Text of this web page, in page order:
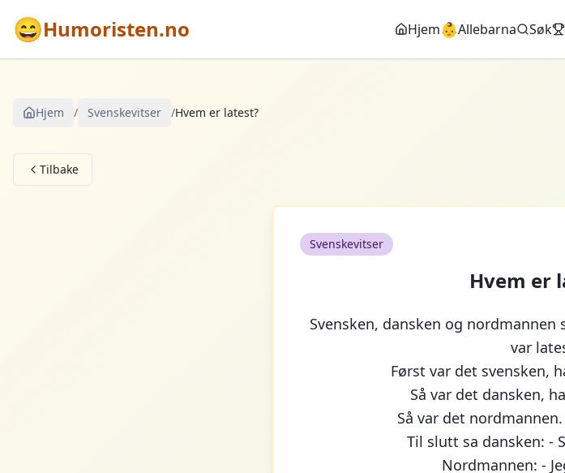
😄Humoristen.no Hjem👶Allebarna Søk
Hjem / Svenskevitser /Hvem er latest?
Tilbake
Svenskevitser
Hvem er
Svensken, dansken og
var
Først var det svensken,
Så var det dansken,
Så var det
Til slutt sa dansken: -
Nordmannen: -